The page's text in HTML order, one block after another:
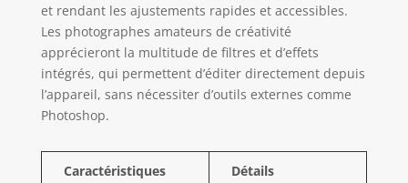
et rendant les ajustements rapides et accessibles.
Les photographes amateurs de créativité
apprécieront la multitude de filtres et d’effets
intégrés, qui permettent d’éditer directement depuis
l’appareil, sans nécessiter d’outils externes comme
Photoshop.
Caractéristiques Détails